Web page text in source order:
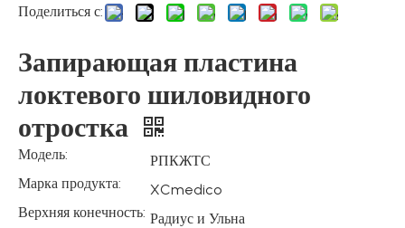
Поделиться с:
Запирающая пластина
локтевого шиловидного
отростка
Модель:
РПКЖТС
Марка продукта:
XCmedico
Верхняя конечность: Радиус и Ульна